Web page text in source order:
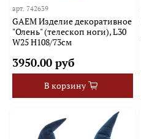
арт.742639
GAEM Изделие декоративное
"Олень" (телескоп ноги), L30
W25 H108/73см
3950.00 руб
В корзину